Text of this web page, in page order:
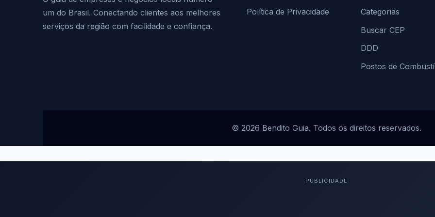
um do Brasil. Conectando clientes aos melhores
serviços da região com facilidade e confiança.
Política de Privacidade
Categorias
Buscar CEP
DDD
Postos de
© 2026 Bendito Guia. Todos os direitos reservados.